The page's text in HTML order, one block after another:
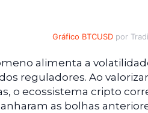
Gráfico BTCUSDpor
alimenta a
reguladores. Ao
o ecossistema cripto
as bolhas